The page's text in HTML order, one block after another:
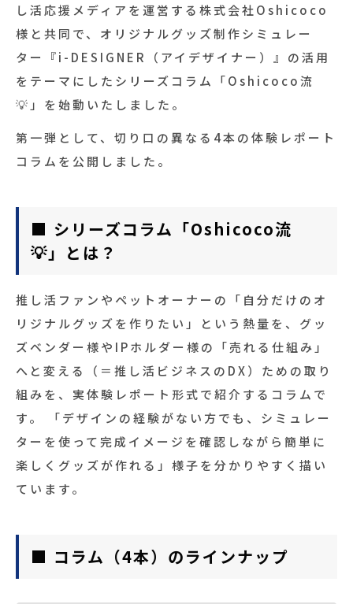
し活応援メディアを運営する株式会社Oshicoco
様と共同で、オリジナルグッズ制作シミュレー
ター『i-DESIGNER（アイデザイナー）』の活用
をテーマにしたシリーズコラム「Oshicoco流
💡」を始動いたしました。
第一弾として、切り口の異なる4本の体験レポート
コラムを公開しました。
■ シリーズコラム「Oshicoco流
💡」とは？
推し活ファンやペットオーナーの「自分だけのオ
リジナルグッズを作りたい」という熱量を、グッ
ズベンダー様やIPホルダー様の「売れる仕組み」
へと変える（＝推し活ビジネスのDX）ための取り
組みを、実体験レポート形式で紹介するコラムで
す。 「デザインの経験がない方でも、シミュレー
ターを使って完成イメージを確認しながら簡単に
楽しくグッズが作れる」様子を分かりやすく描い
ています。
■ コラム（4本）のラインナップ